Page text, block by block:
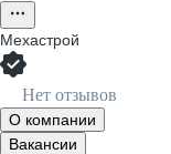
Мехастрой
Нет отзывов
О компании
Вакансии